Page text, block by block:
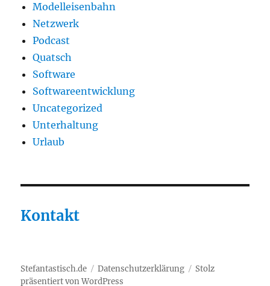
Modelleisenbahn
Netzwerk
Podcast
Quatsch
Software
Softwareentwicklung
Uncategorized
Unterhaltung
Urlaub
Kontakt
Stefantastisch.de Datenschutzerklärung
Stolz
präsentiert von WordPress